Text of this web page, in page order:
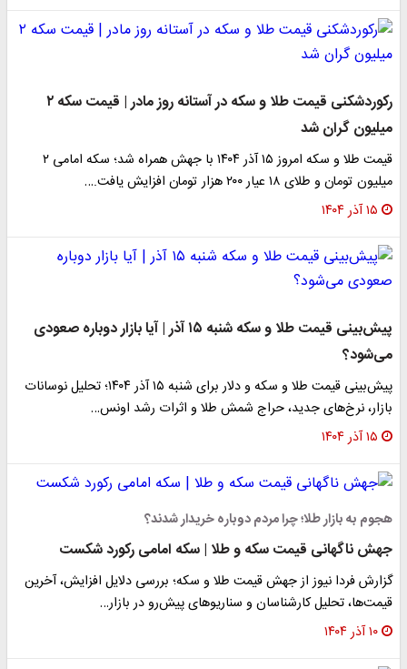
رکوردشکنی قیمت طلا و سکه در آستانه روز مادر | قیمت سکه ۲
میلیون گران شد
قیمت طلا و سکه امروز ۱۵ آذر ۱۴۰۴ با جهش همراه شد؛ سکه امامی ۲
میلیون تومان و طلای ۱۸ عیار ۲۰۰ هزار تومان افزایش یافت.…
۱۵ آذر ۱۴۰۴
پیش‌بینی قیمت طلا و سکه شنبه ۱۵ آذر | آیا بازار دوباره صعودی
می‌شود؟
پیش‌بینی قیمت طلا و سکه و دلار برای شنبه ۱۵ آذر ۱۴۰۴؛ تحلیل نوسانات
بازار، نرخ‌های جدید، حراج شمش طلا و اثرات رشد اونس…
۱۵ آذر ۱۴۰۴
هجوم به بازار طلا؛ چرا مردم دوباره خریدار شدند؟
جهش ناگهانی قیمت سکه و طلا | سکه امامی رکورد شکست
گزارش فردا نیوز از جهش قیمت طلا و سکه؛ بررسی دلایل افزایش، آخرین
قیمت‌ها، تحلیل کارشناسان و سناریوهای پیش‌رو در بازار…
۱۰ آذر ۱۴۰۴